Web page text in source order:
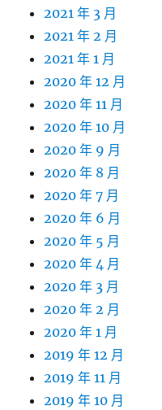
2021 年 3 月
2021 年 2 月
2021 年 1 月
2020 年 12 月
2020 年 11 月
2020 年 10 月
2020 年 9 月
2020 年 8 月
2020 年 7 月
2020 年 6 月
2020 年 5 月
2020 年 4 月
2020 年 3 月
2020 年 2 月
2020 年 1 月
2019 年 12 月
2019 年 11 月
2019 年 10 月